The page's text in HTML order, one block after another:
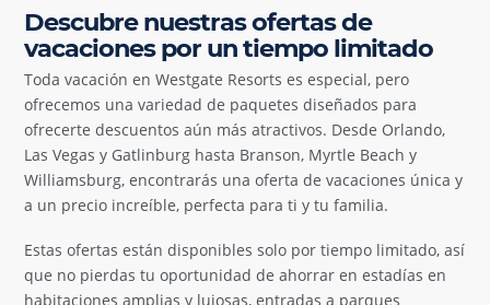
Descubre nuestras ofertas de
vacaciones por un tiempo limitado
Toda vacación en Westgate Resorts es especial, pero
ofrecemos una variedad de paquetes diseñados para
ofrecerte descuentos aún más atractivos. Desde Orlando,
Las Vegas y Gatlinburg hasta Branson, Myrtle Beach y
Williamsburg, encontrarás una oferta de vacaciones única y
a un precio increíble, perfecta para ti y tu familia.
Estas ofertas están disponibles solo por tiempo limitado, así
que no pierdas tu oportunidad de ahorrar en estadías en
habitaciones amplias y lujosas, entradas a parques